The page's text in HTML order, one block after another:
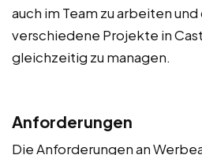
auch im Team zu arbeiten
verschiedene Projekte in
gleichzeitig zu managen.
Anforderungen
Die Anforderungen an